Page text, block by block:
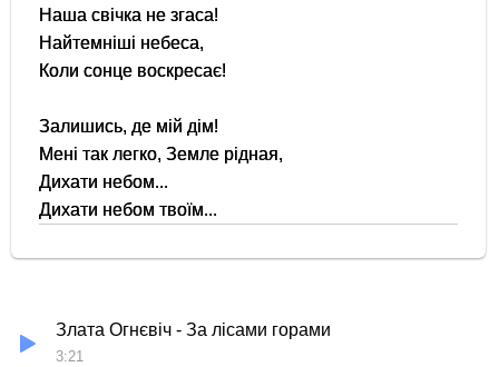
Наша свічка не згаса!
Найтемніші небеса,
Коли сонце воскресає!
Залишись, де мій дім!
Мені так легко, Земле рідная,
Дихати небом...
Дихати небом твоїм...
Злата Огнєвіч - За лісами горами
3:21